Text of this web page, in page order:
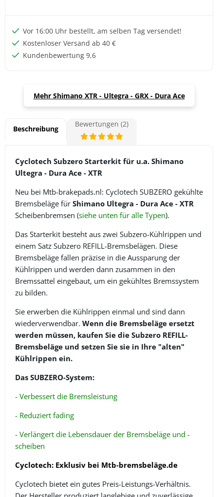
Vor 16:00 Uhr bestellt, am selben Tag versendet!
Kostenloser Versand ab 40 €
Kundenbewertung 9,6
Mehr Shimano XTR - Ultegra - GRX - Dura Ace
Beschreibung
Bewertungen (2)
Cyclotech Subzero Starterkit für u.a. Shimano
Ultegra - Dura Ace - XTR
Neu bei Mtb-brakepads.nl: Cyclotech SUBZERO gekühlte
Bremsbeläge für Shimano Ultegra - Dura Ace - XTR
Scheibenbremsen (siehe unten für alle Typen).
Das Starterkit besteht aus zwei Subzero-Kühlrippen und
einem Satz Subzero REFILL-Bremsbelägen. Diese
Bremsbeläge fallen präzise in die Aussparung der
Kühlrippen und werden dann zusammen in den
Bremssattel eingebaut, um ein gekühltes Bremssystem
zu bilden.
Sie erwerben die Kühlrippen einmal und sind dann
wiederverwendbar. Wenn die Bremsbeläge ersetzt
werden müssen, kaufen Sie die Subzero REFILL-
Bremsbeläge und setzen Sie sie in Ihre "alten"
Kühlrippen ein.
Das SUBZERO-System:
- Verbessert die Bremsleistung
- Reduziert fading
- Verlängert die Lebensdauer der Bremsbeläge und -
scheiben
Cyclotech: Exklusiv bei Mtb-bremsbeläge.de
Cyclotech bietet ein gutes Preis-Leistungs-Verhältnis.